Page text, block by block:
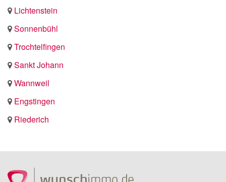
Lichtenstein
Sonnenbühl
Trochtelfingen
Sankt Johann
Wannweil
Engstingen
Riederich